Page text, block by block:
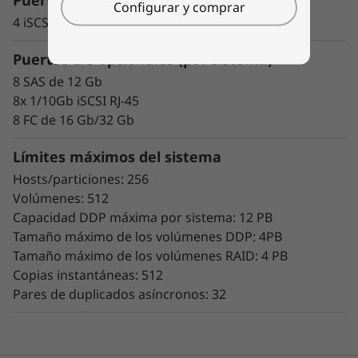
El escalado resulta muy fácil gracias a las
datos en cuestión de minutos. Su gran
flexibilidad de configuración, ajuste del
rendimiento a medida y control total de la
ubicación de los datos permiten a los
administradores maximizar el rendimiento y la
facilidad de uso.
La intuitiva GUI mediante navegador simplifica
la configuración y el mantenimiento, a la vez
que ofrece posibilidades de mantenimiento
para ofrecer rendimiento, integridad de datos,
fiabilidad y seguridad de forma constante.
4 iSCSI de 10/25 G
Puertos E/S opcionales (por sistema)
8 SAS de 12 Gb
8x 1/10Gb iSCSI RJ-45
8 FC de 16 Gb/32 Gb
Límites máximos del sistema
Hosts/particiones: 256
Volúmenes: 512
Capacidad DDP máxima por sistema: 12 PB
Tamaño máximo de los volúmenes DDP: 4PB
Tamaño máximo de los volúmenes RAID: 4 PB
Copias instantáneas: 512
Pares de duplicados asíncronos: 32
Configurar y comprar